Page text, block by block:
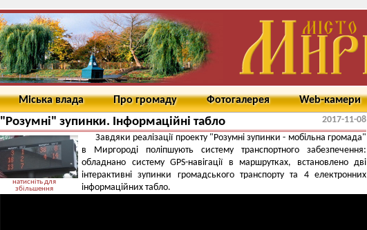
Міська влада Про громаду Фотогалерея Web-камери
"Розумні" зупинки. Інформаційні табло 2017-11-08
натисніть для
збільшення
Завдяки реалізації проекту "Розумні зупинки - мобільна громада"
в Миргороді поліпшують систему транспортного забезпечення:
обладнано систему GPS-навігації в маршрутках, встановлено дві
інтерактивні зупинки громадського транспорту та 4 електронних
інформаційних табло.